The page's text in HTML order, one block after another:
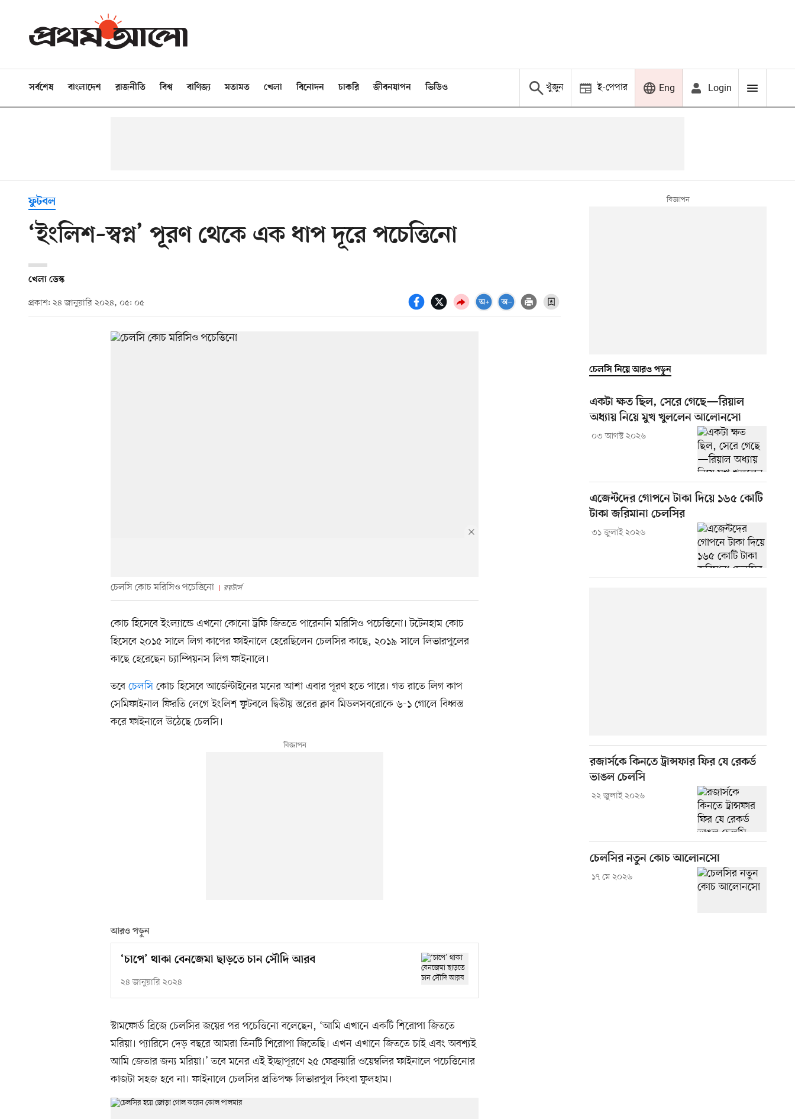
সর্বশেষ বাংলাদেশ রাজনীতি বিশ্ব বাণিজ্য মতামত খেলা বিনোদন চাকরি জীবনযাপন ভিডিও খুঁজুন ই-পেপার Eng Login
ফুটবল
‘ইংলিশ–স্বপ্ন’ পূরণ থেকে এক ধাপ দূরে পচেত্তিনো
খেলা ডেস্ক
প্রকাশ: ২৪ জানুয়ারি ২০২৪, ০৫: ০৫
চেলসি কোচ মরিসিও পচেত্তিনো রয়টার্স
কোচ হিসেবে ইংল্যান্ডে এখনো কোনো ট্রফি জিততে পারেননি মরিসিও পচেত্তিনো। টটেনহাম কোচ
হিসেবে ২০১৫ সালে লিগ কাপের ফাইনালে হেরেছিলেন চেলসির কাছে, ২০১৯ সালে লিভারপুলের
কাছে হেরেছেন চ্যাম্পিয়নস লিগ ফাইনালে।
তবে চেলসি কোচ হিসেবে আর্জেন্টাইনের মনের আশা এবার পূরণ হতে পারে। গত রাতে লিগ কাপ
সেমিফাইনাল ফিরতি লেগে ইংলিশ ফুটবলে দ্বিতীয় স্তরের ক্লাব মিডলসবরোকে ৬-১ গোলে বিধ্বস্ত
করে ফাইনালে উঠেছে চেলসি।
আরও পড়ুন
‘চাপে’ থাকা বেনজেমা ছাড়তে চান সৌদি আরব
২৪ জানুয়ারি ২০২৪
স্টামফোর্ড ব্রিজে চেলসির জয়ের পর পচেত্তিনো বলেছেন, ‘আমি এখানে একটি শিরোপা জিততে
মরিয়া। প্যারিসে দেড় বছরে আমরা তিনটি শিরোপা জিতেছি। এখন এখানে জিততে চাই এবং অবশ্যই
আমি জেতার জন্য মরিয়া।’ তবে মনের এই ইচ্ছাপূরণে ২৫ ফেব্রুয়ারি ওয়েম্বলির ফাইনালে পচেত্তিনোর
কাজটা সহজ হবে না। ফাইনালে চেলসির প্রতিপক্ষ লিভারপুল কিংবা ফুলহাম।
চেলসি নিয়ে আরও পড়ুন
একটা ক্ষত ছিল, সেরে গেছে—রিয়াল
অধ্যায় নিয়ে মুখ খুললেন আলোনসো
০৩ আগস্ট ২০২৬
এজেন্টদের গোপনে টাকা দিয়ে ১৬৫ কোটি
টাকা জরিমানা চেলসির
৩১ জুলাই ২০২৬
রজার্সকে কিনতে ট্রান্সফার ফির যে রেকর্ড
ভাঙল চেলসি
২২ জুলাই ২০২৬
চেলসির নতুন কোচ আলোনসো
১৭ মে ২০২৬